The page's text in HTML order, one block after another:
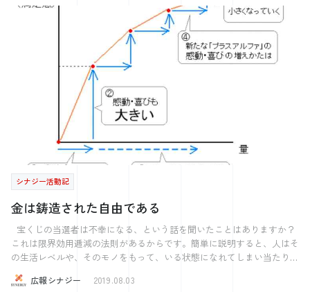
ても良いのでしょうか。 やはり経営においてはそれらを両立する必要
強い組織になるのです。 ちなみに本日は上半期報告が社内でありまし
>>>https://www.kk-synergy.co.jp/eventinfo/183220/ ★ミッション経営
synergy.co.jp/eventinfo/182316/ ★2代目社長が40歳までに知っておく
べき「社長の基本」 広島①： 2019年08月20日(火) 14:00〜16:00 広島
②： 2019年09月04日(水) 14:00〜16:00 >>>https://www.kk-
synergy.co.jp/eventinfo/186568/ ★ブランディングの基本~小さな会社
が顧客を魅了する戦略~ 広島県： 2019年09月12日(木) 14:00〜16:00 岡山
県： 2019年09月13日(金) 14:00〜16:00 >>>https://www.kk-
synergy.co.jp/eventinfo/199016/ ★経営の仕組み化 in 岡山~社長が現場
を離れるための基礎基本~ 岡山県： 2019年08月30日(金) 14:00〜16:00
>>>https://www.kk-synergy.co.jp/eventinfo/174982/ 興味がありました
ました。 お話させていただいたことは 後藤さんのブログにも以前登
場したクランボルツの計画的偶発性について。 「キャリアの8割が予
期しない出来事や偶然の出会いによって決定される」 ということにお
話させていただきました。 福祉科の高校生、普通科の高校生、1〜3年
生の学生、男子、女子と さまざまな学生が参加してくれました！！
さまざまな学生がいた中で、 将来がすでに決まっている学生、まだ漠
然と考えている学生、 全く決まっていない学生など境遇などもまたさ
まざまでありました。 そんな中でどういう話をすればよいか、どうい
う風に進めればよいか すごく難しかったです。 中にはあまり話が理
解できていなかった学生もおり… やはり、事前に学生の情報やゴール
を設定しておくべきだと感じました。 どのような参加学生がいるの
か。 この話は特にどのような学生をターゲットにしているのか。 最後
にターゲットの学生にどのような状態になってほしいか。 Soup Stock
Tokyoではターゲットのペルソナを徹底的に考え、 その1人のペルソナ
に対する商品を徹底的に考えているそうです。 ペルソナの情報は何十
もの情報があるとか。 (この話は弊社サービスのプレジデントアカデミ
ーで詳しくお話するので 興味ある方はぜひご参加ください！！) やは
り事前にしっかりと準備することが重要であると改めて感じました。
今回のプログラムは冬にも開催される予定で、 次回も参加させていた
だくことになりました！ 今回のプログラムの反省を生かし、次回につ
なげていきたいです！！ 【田舎あるある】 “余暇が多い” 田舎は遊ぶ
シナジー活動記
金は鋳造された自由である
これは限界効用逓減の法則があるからです。簡単に説明すると、人はそ
の生活レベルや、そのモノをもって、いる状態になれてしまい当たり前
と思う。という事です。 つまり自分の中で当たり前の基準が上がって
いるのです。この当たり前の基準を参照基準点と言います。 一度味わ
広報シナジー 2019.08.03